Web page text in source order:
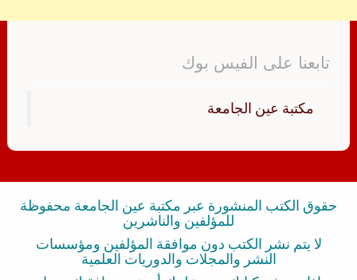
تابعنا على الفيس بوك
‏مكتبة عين الجامعة‏
حقوق الكتب المنشورة عبر مكتبة عين الجامعة محفوظة
للمؤلفين والناشرين
لا يتم نشر الكتب دون موافقة المؤلفين ومؤسسات
النشر والمجلات والدوريات العلمية